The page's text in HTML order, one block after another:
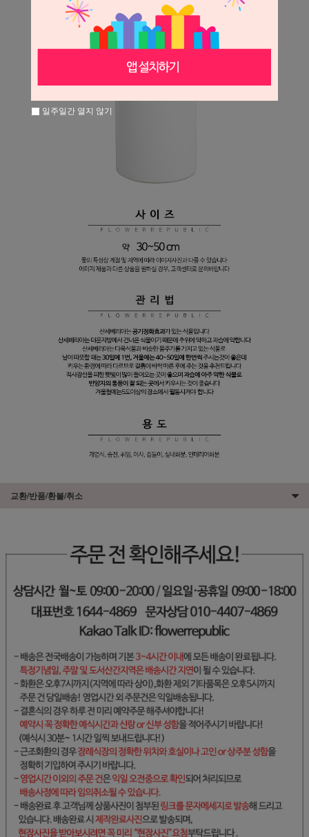
교환/반품/환불/취소
일주일간 열지 않기